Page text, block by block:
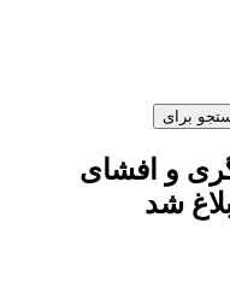
برای
و افشای
شد